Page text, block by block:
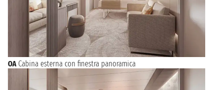
OA Cabina esterna con finestra panoramica